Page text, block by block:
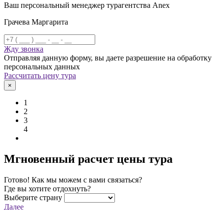
Ваш персональный менеджер турагентства Anex
Грачева Маргарита
Жду звонка
Отправляя данную форму, вы даете разрешение на обработку
персональных данных
Рассчитать цену тура
×
1
2
3
4
Мгновенный расчет цены тура
Готово! Как мы можем с вами связаться?
Где вы хотите отдохнуть?
Выберите страну
Далее